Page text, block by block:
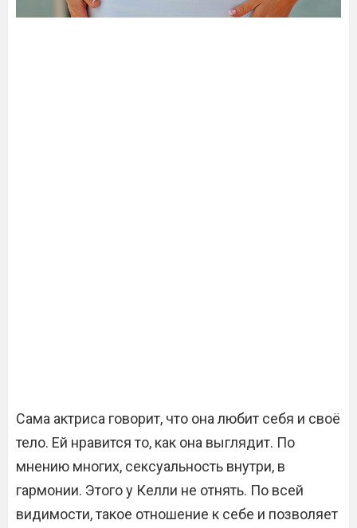
Сама актриса говорит, что она любит себя и своё
тело. Ей нравится то, как она выглядит. По
мнению многих, сексуальность внутри, в
гармонии. Этого у Келли не отнять. По всей
видимости, такое отношение к себе и позволяет